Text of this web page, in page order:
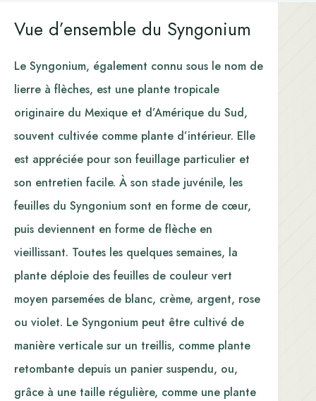
Vue d’ensemble du Syngonium
Le Syngonium, également connu sous le nom de
lierre à flèches, est une plante tropicale
originaire du Mexique et d’Amérique du Sud,
souvent cultivée comme plante d’intérieur. Elle
est appréciée pour son feuillage particulier et
son entretien facile. À son stade juvénile, les
feuilles du Syngonium sont en forme de cœur,
puis deviennent en forme de flèche en
vieillissant. Toutes les quelques semaines, la
plante déploie des feuilles de couleur vert
moyen parsemées de blanc, crème, argent, rose
ou violet. Le Syngonium peut être cultivé de
manière verticale sur un treillis, comme plante
retombante depuis un panier suspendu, ou,
grâce à une taille régulière, comme une plante